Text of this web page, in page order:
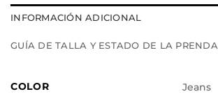
INFORMACIÓN ADICIONAL
GUÍA DE TALLA Y ESTADO DE LA PRENDA
COLOR Jeans